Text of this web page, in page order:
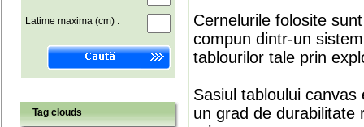
Latime maxima (cm) :
Tag clouds
Cernelurile folosite
compun dintr-un
tablourilor tale prin
Sasiul tabloului
un grad de durabilitate